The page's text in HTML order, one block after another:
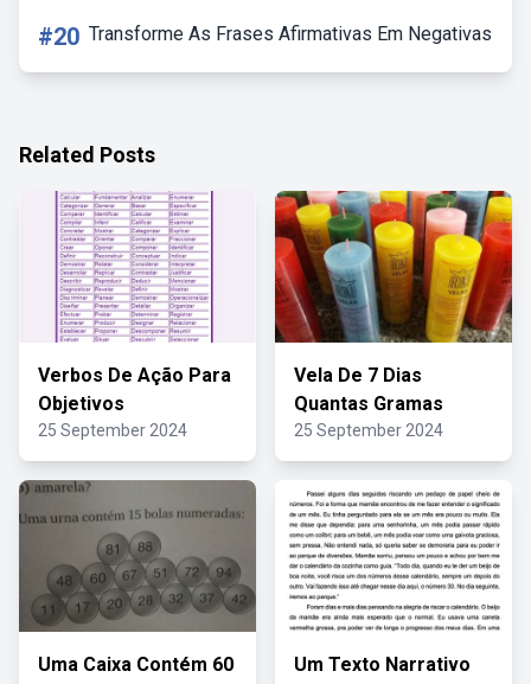
#20 Transforme As Frases Afirmativas Em Negativas
Related Posts
Verbos De Ação Para
Objetivos
25 September 2024
Vela De 7 Dias
Quantas Gramas
25 September 2024
Uma Caixa Contém 60
Um Texto Narrativo